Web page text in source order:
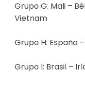
Grupo G: Mali –
Vietnam
Grupo H: España
Grupo I: Brasil –